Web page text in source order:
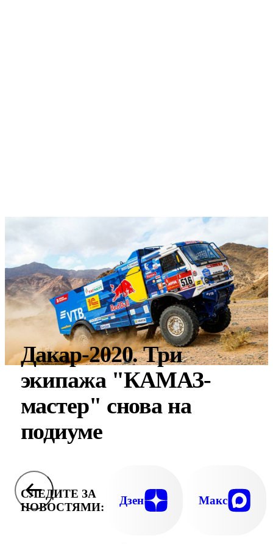
Дакар-2020. Три
экипажа "КАМАЗ-
мастер" снова на
подиуме
СЛЕДИТЕ ЗА
НОВОСТЯМИ:
Дзен Макс